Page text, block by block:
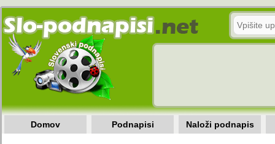
Domov Podnapisi Naloži podnapis